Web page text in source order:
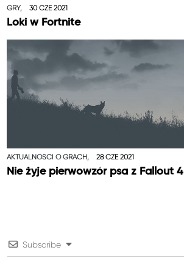
GRY, 30 CZE 2021
Loki w Fortnite
AKTUALNOŚCI O GRACH, 28 CZE 2021
Nie żyje pierwowzór psa z Fallout 4
Subscribe